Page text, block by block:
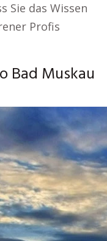
Sie das Wissen
Profis
Bad Muskau